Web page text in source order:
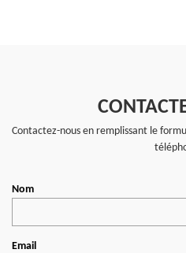
Contactez-nous en remplissant le
Nom
Email